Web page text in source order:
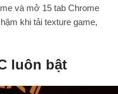
và mở 15 tab Chrome
khi tải texture game,
luôn bật